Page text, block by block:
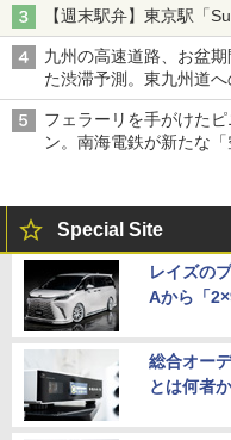
【週末駅弁】東京駅「
九州の高速道路、お盆
た渋滞予測。東九州道
フェラーリを手がけた
ン。南海電鉄が新たな
Special Site
レイズの
Aから「
総合オー
とは何者